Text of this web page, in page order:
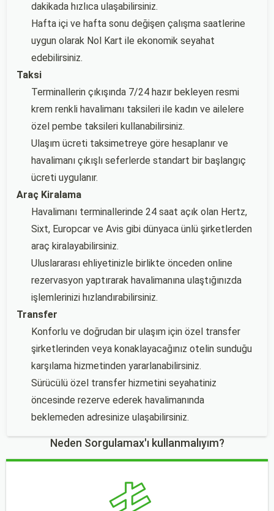
dakikada hızlıca ulaşabilirsiniz.
Hafta içi ve hafta sonu değişen çalışma saatlerine
uygun olarak Nol Kart ile ekonomik seyahat
edebilirsiniz.
Taksi
Terminallerin çıkışında 7/24 hazır bekleyen resmi
krem renkli havalimanı taksileri ile kadın ve ailelere
özel pembe taksileri kullanabilirsiniz.
Ulaşım ücreti taksimetreye göre hesaplanır ve
havalimanı çıkışlı seferlerde standart bir başlangıç
ücreti uygulanır.
Araç Kiralama
Havalimanı terminallerinde 24 saat açık olan Hertz,
Sixt, Europcar ve Avis gibi dünyaca ünlü şirketlerden
araç kiralayabilirsiniz.
Uluslararası ehliyetinizle birlikte önceden online
rezervasyon yaptırarak havalimanına ulaştığınızda
işlemlerinizi hızlandırabilirsiniz.
Transfer
Konforlu ve doğrudan bir ulaşım için özel transfer
şirketlerinden veya konaklayacağınız otelin sunduğu
karşılama hizmetinden yararlanabilirsiniz.
Sürücülü özel transfer hizmetini seyahatiniz
öncesinde rezerve ederek havalimanında
beklemeden adresinize ulaşabilirsiniz.
Neden Sorgulamax'ı kullanmalıyım?